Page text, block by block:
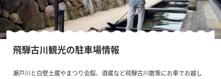
飛騨古川観光の駐車場情報
瀬戸川と白壁土蔵やまつり会館、酒蔵など飛騨古川散策にお車でお越し